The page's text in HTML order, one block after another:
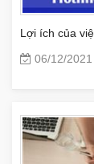
Lợi ích của
06/12/2021